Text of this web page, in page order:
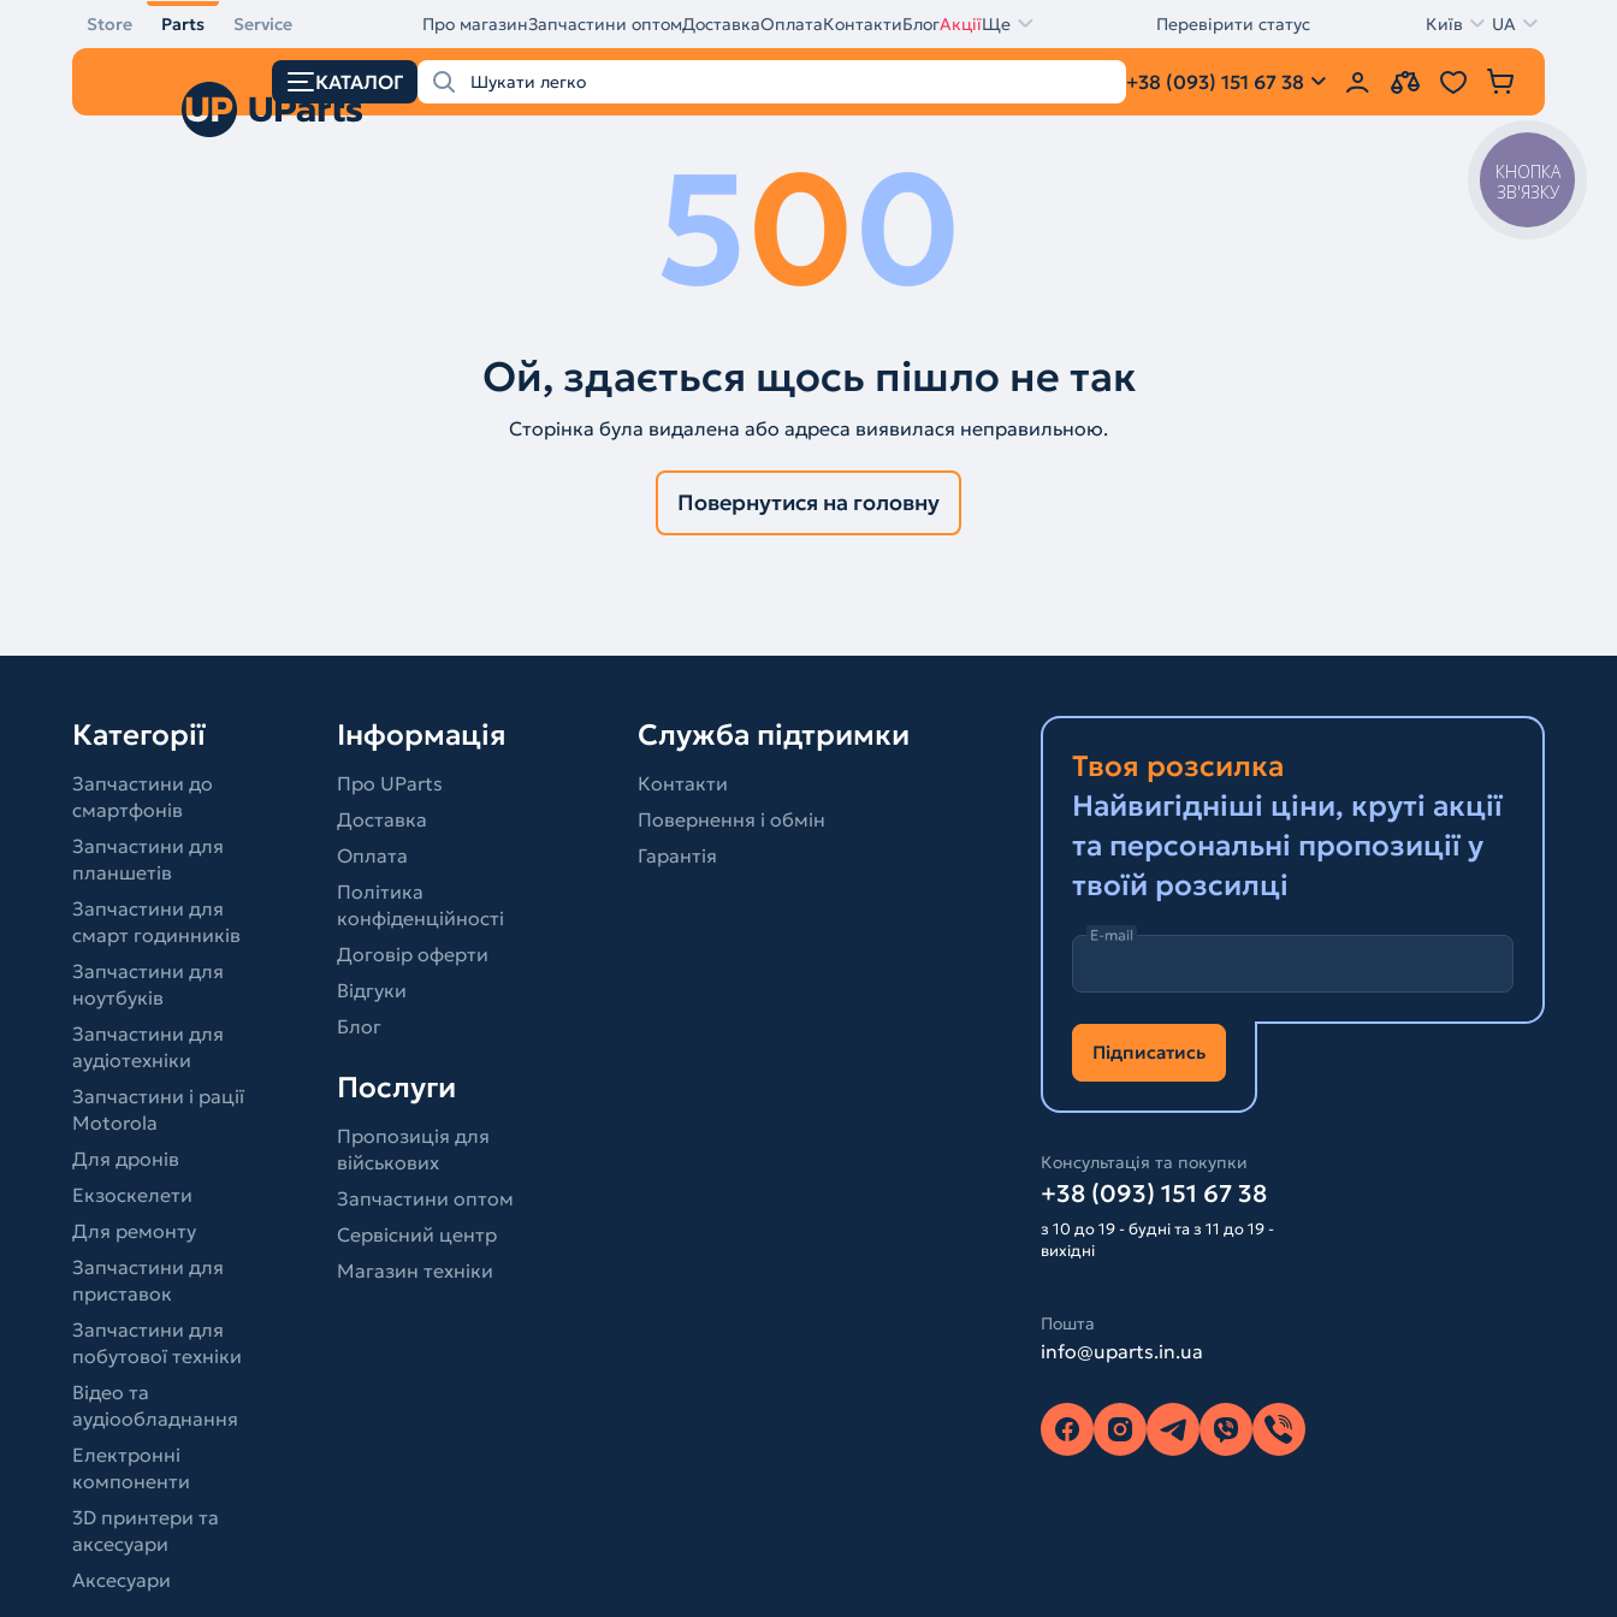
Store Parts Service Про магазинЗапчастини оптомДоставкаОплатаКонтактиБлогАкціїЩе Перевірити статус Київ UA
КАТАЛОГ +38 (093) 151 67 38
500
Ой, здається щось пішло не так
Сторінка була видалена або адреса виявилася неправильною.
Повернутися на головну
Категорії
Запчастини до
смартфонів
Запчастини для
планшетів
Запчастини для
смарт годинників
Запчастини для
ноутбуків
Запчастини для
аудіотехніки
Запчастини і рації
Motorola
Для дронів
Екзоскелети
Для ремонту
Запчастини для
приставок
Запчастини для
побутової техніки
Відео та
аудіообладнання
Електронні
компоненти
3D принтери та
аксесуари
Аксесуари
Інформація
Про UParts
Доставка
Оплата
Політика
конфіденційності
Договір оферти
Відгуки
Блог
Послуги
Пропозиція для
військових
Запчастини оптом
Сервісний центр
Магазин техніки
Служба підтримки
Контакти
Повернення і обмін
Гарантія
Твоя розсилка
Найвигідніші ціни, круті акції
та персональні пропозиції у
твоїй розсилці
E-mail
Підписатись
Консультація та покупки
+38 (093) 151 67 38
з 10 до 19 - будні та з 11 до 19 -
вихідні
Пошта
info@uparts.in.ua
КНОПКА
ЗВ'ЯЗКУ